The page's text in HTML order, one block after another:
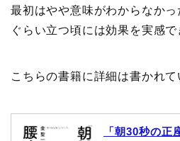
最初はやや意味がわからなか
ぐらい立つ頃には効果を実感で
こちらの書籍に詳細は書かれて
「朝30秒の正